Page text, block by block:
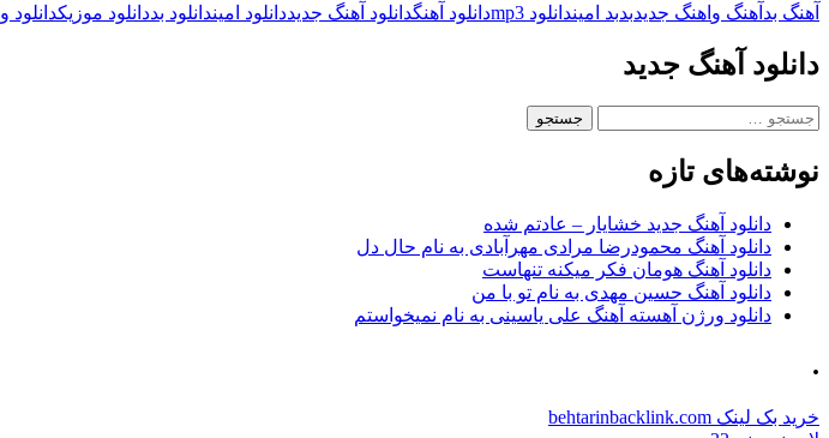
آهنگ بد آهنگ و اهنگ جدیدبدبد امیندانلود mp3 دانلود آهنگدانلود آهنگ جدیددانلود امیندانلود بددانلود موزیکدانلود و
دانلود آهنگ جدید
جستجو
نوشته‌های تازه
دانلود آهنگ جدید خشایار – عادتم شده
دانلود آهنگ محمودرضا مرادی مهرآبادی به نام حال دل
دانلود آهنگ هومان فکر میکنه تنهاست
دانلود آهنگ حسین مهدی به نام تو با من
دانلود ورژن آهسته آهنگ علی یاسینی به نام نمیخواستم
.
خرید بک لینک behtarinbacklink.com